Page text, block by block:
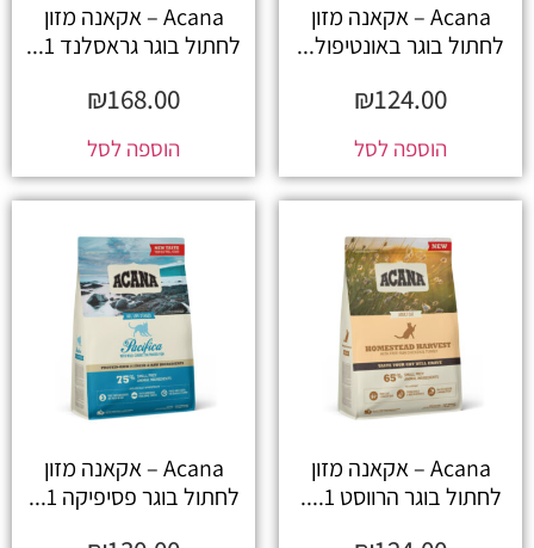
Acana – אקאנה מזון
לחתול בוגר באונטיפול...
₪124.00
הוספה לסל
Acana – אקאנה מזון
לחתול בוגר גראסלנד 1...
₪168.00
הוספה לסל
Acana – אקאנה מזון
לחתול בוגר הרווסט 1....
Acana – אקאנה מזון
לחתול בוגר פסיפיקה 1...